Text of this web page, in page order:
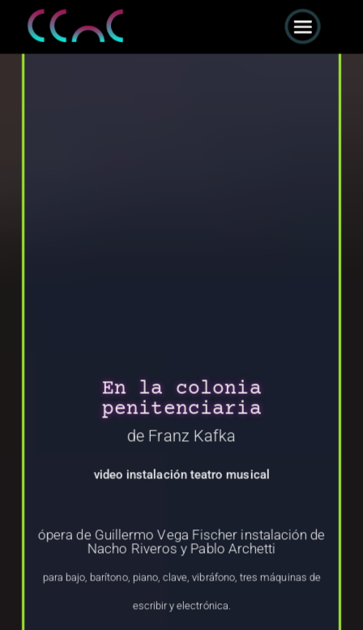
En la colonia
penitenciaria
de Franz Kafka
video instalación teatro musical
ópera de Guillermo Vega Fischer instalación de
Nacho Riveros y Pablo Archetti
para bajo, barítono, piano, clave, vibráfono, tres máquinas de
escribir y electrónica.